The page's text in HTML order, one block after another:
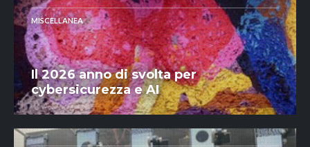
MISCELLANEA
Il 2026 anno di svolta per
cybersicurezza e AI